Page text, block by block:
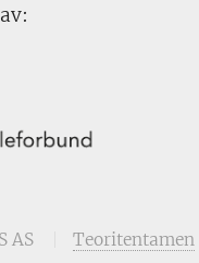
AS Teoritentamen